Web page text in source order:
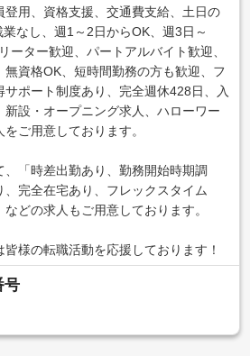
登用、資格支援、交通費支給、土日の
なし、週1～2日からOK、週3日～
ーター歓迎、パートアルバイト歓迎、
資格OK、短時間勤務の方も歓迎、フ
サポート制度あり、完全週休428日、入
設・オープニング求人、ハローワー
ご用意しております。
、「時差出勤あり、勤務開始時期調
完全在宅あり、フレックスタイム
どの求人もご用意しております。
様の転職活動を応援しております！
号